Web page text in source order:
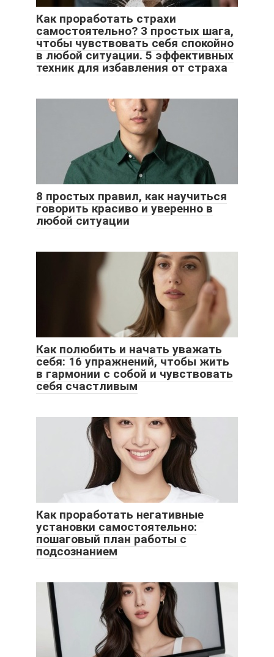
Как проработать страхи
самостоятельно? 3 простых шага,
чтобы чувствовать себя спокойно
в любой ситуации. 5 эффективных
техник для избавления от страха
8 простых правил, как научиться
говорить красиво и уверенно в
любой ситуации
Как полюбить и начать уважать
себя: 16 упражнений, чтобы жить
в гармонии с собой и чувствовать
себя счастливым
Как проработать негативные
установки самостоятельно:
пошаговый план работы с
подсознанием